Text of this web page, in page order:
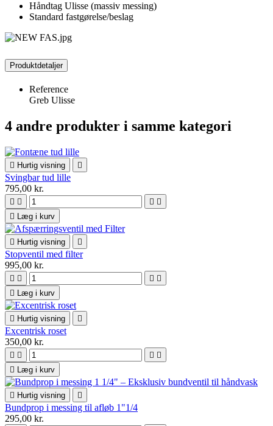
Håndtag Ulisse (massiv messing)
Standard fastgørelse/beslag
Produktdetaljer
Reference
Greb Ulisse
4 andre produkter i samme kategori
 Hurtig visning 
Svingbar tud lille
795,00 kr.
   
 Læg i kurv
 Hurtig visning 
Stopventil med filter
995,00 kr.
   
 Læg i kurv
 Hurtig visning 
Excentrisk roset
350,00 kr.
   
 Læg i kurv
 Hurtig visning 
Bundprop i messing til afløb 1"1/4
295,00 kr.